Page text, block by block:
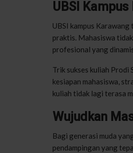
UBSI
UBSI kampus
praktis. Mahasiswa
profesional yang
Trik sukses kuliah Prodi
kesiapan mahasiswa,
kuliah tidak lagi terasa
Wujudkan
Bagi generasi muda
pendampingan yang